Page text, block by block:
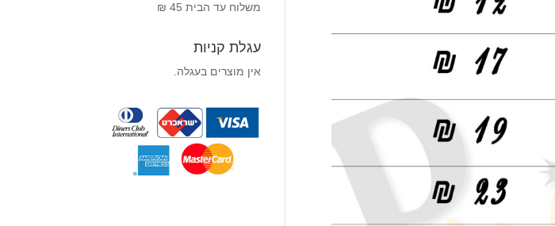
משלוח עד הבית 45 ₪
עגלת קניות
אין מוצרים בעגלה.